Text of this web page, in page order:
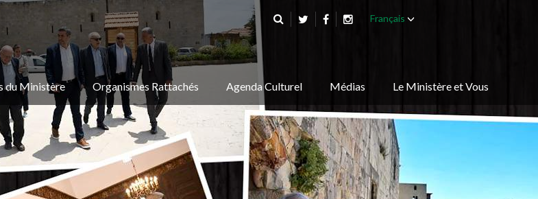
Français
du Ministère Organismes Rattachés Agenda Culturel Médias Le Ministère et Vous